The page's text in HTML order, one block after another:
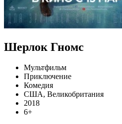
Шерлок Гномс
Мультфильм
Приключение
Комедия
США, Великобритания
2018
6+